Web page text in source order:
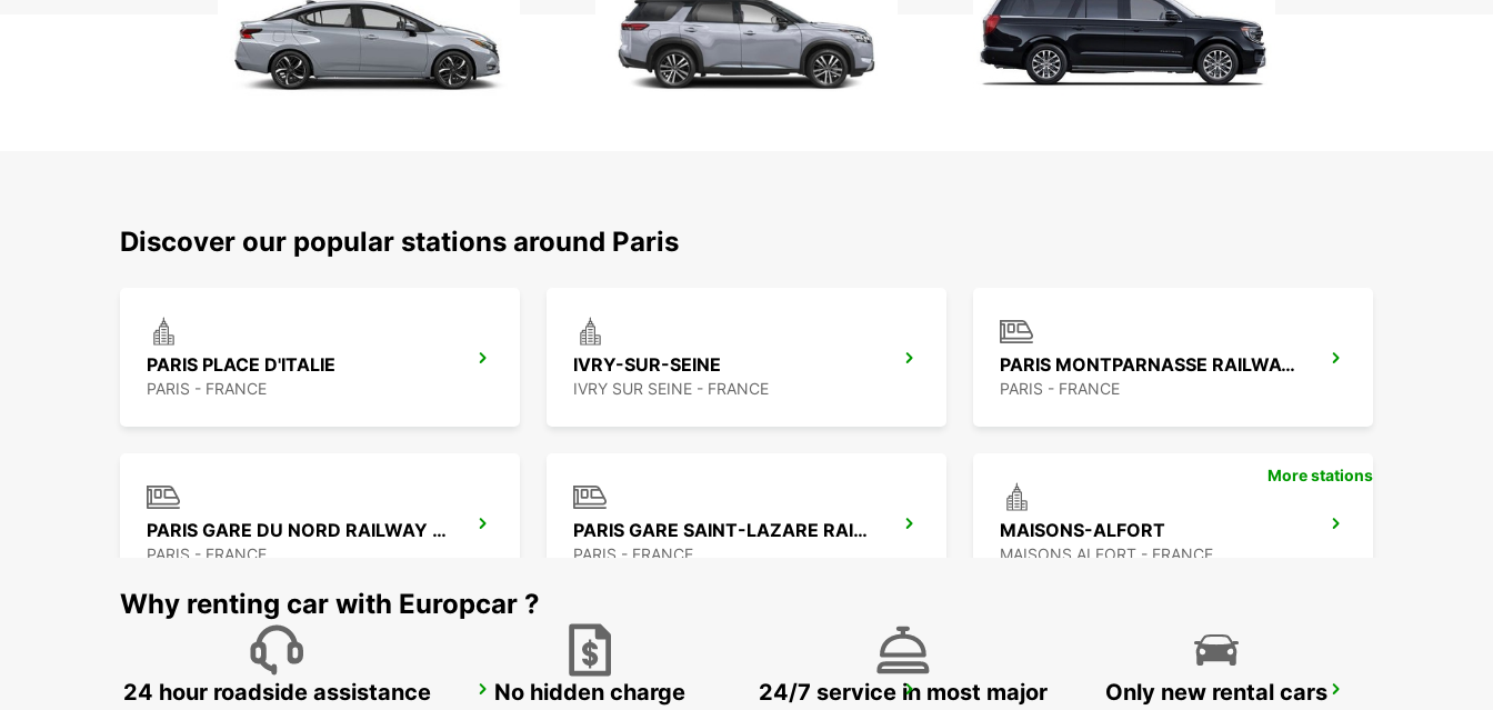
Discover our popular stations around Paris
PARIS PLACE D'ITALIE
PARIS - FRANCE
IVRY-SUR-SEINE
IVRY SUR SEINE - FRANCE
PARIS MONTPARNASSE RAILWAY STATION
PARIS - FRANCE
PARIS GARE DU NORD RAILWAY STATION
PARIS - FRANCE
PARIS GARE SAINT-LAZARE RAILWAY STATION
PARIS - FRANCE
MAISONS-ALFORT
MAISONS ALFORT - FRANCE
PARIS ETOILE FOCH PARIS PARC DES PRINCES PARIS ORLY AIRPORT
More stations
Why renting car with Europcar ?
24 hour roadside assistance No hidden charge
24/7 service in most major
Only new rental cars